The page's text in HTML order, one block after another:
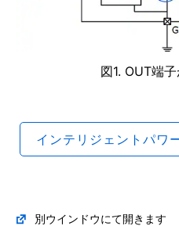
図1. OUT端
インテリジェントパワ
別ウインドウにて開きます